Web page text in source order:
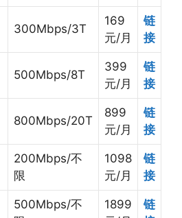
300Mbps/3T
169
元/月
链
接
500Mbps/8T
399
元/月
链
接
800Mbps/20T
899
元/月
链
接
200Mbps/不
限
1098
元/月
链
接
500Mbps/不
1899
链